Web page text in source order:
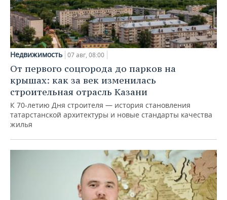
Недвижимость 07 авг, 08:00
От первого соцгорода до парков на
крышах: как за век изменилась
строительная отрасль Казани
К 70-летию Дня строителя — история становления
татарстанской архитектуры и новые стандарты качества
жилья